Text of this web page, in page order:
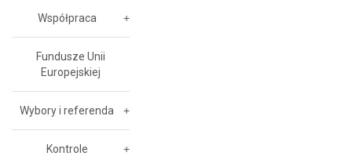
Współpraca
Fundusze Unii
Europejskiej
Wybory i referenda
Kontrole